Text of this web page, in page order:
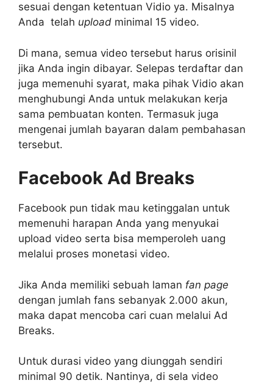
sesuai dengan ketentuan Vidio ya. Misalnya
Anda telah upload minimal 15 video.
Di mana, semua video tersebut harus orisinil
jika Anda ingin dibayar. Selepas terdaftar dan
juga memenuhi syarat, maka pihak Vidio akan
menghubungi Anda untuk melakukan kerja
sama pembuatan konten. Termasuk juga
mengenai jumlah bayaran dalam pembahasan
tersebut.
Facebook Ad Breaks
Facebook pun tidak mau ketinggalan untuk
memenuhi harapan Anda yang menyukai
upload video serta bisa memperoleh uang
melalui proses monetasi video.
Jika Anda memiliki sebuah laman fan page
dengan jumlah fans sebanyak 2.000 akun,
maka dapat mencoba cari cuan melalui Ad
Breaks.
Untuk durasi video yang diunggah sendiri
minimal 90 detik. Nantinya, di sela video